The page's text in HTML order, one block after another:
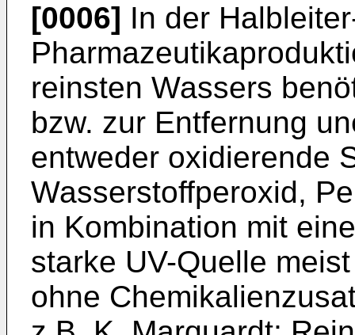
[0006] In der
reinsten Wassers
bzw. zur Entfernung
entweder oxidierende
Wasserstoffperoxid,
in Kombination mit
starke UV-Quelle
ohne